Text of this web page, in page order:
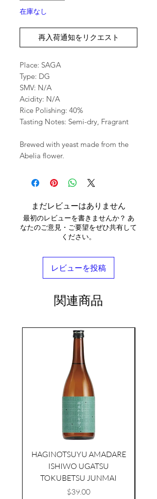
在庫なし
再入荷通知をリクエスト
Place: SAGA
Type: DG
SMV: N/A
Acidity: N/A
Rice Polishing: 40%
Tasting Notes: Semi-dry, Fragrant
Brewed with yeast made from the
Abelia flower.
まだレビューはありません
最初のレビューを書きませんか？ あ
なたのご意見・ご要望をぜひ共有して
ください。
レビューを投稿
関連商品
HAGINOTSUYU AMADARE
ISHIWO UGATSU
TOKUBETSU JUNMAI
価格
$39.00